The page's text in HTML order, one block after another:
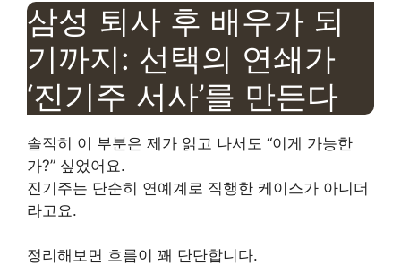
삼성 퇴사 후 배우가 되
기까지: 선택의 연쇄가
‘진기주 서사’를 만든다
솔직히 이 부분은 제가 읽고 나서도 “이게 가능한
가?” 싶었어요.
진기주는 단순히 연예계로 직행한 케이스가 아니더
라고요.
정리해보면 흐름이 꽤 단단합니다.